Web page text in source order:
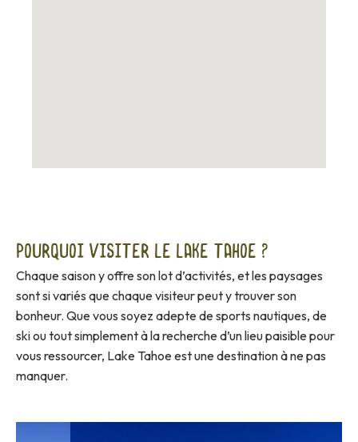
Pourquoi visiter le Lake Tahoe ?
Chaque saison y offre son lot d’activités, et les paysages
sont si variés que chaque visiteur peut y trouver son
bonheur. Que vous soyez adepte de sports nautiques, de
ski ou tout simplement à la recherche d’un lieu paisible pour
vous ressourcer, Lake Tahoe est une destination à ne pas
manquer.